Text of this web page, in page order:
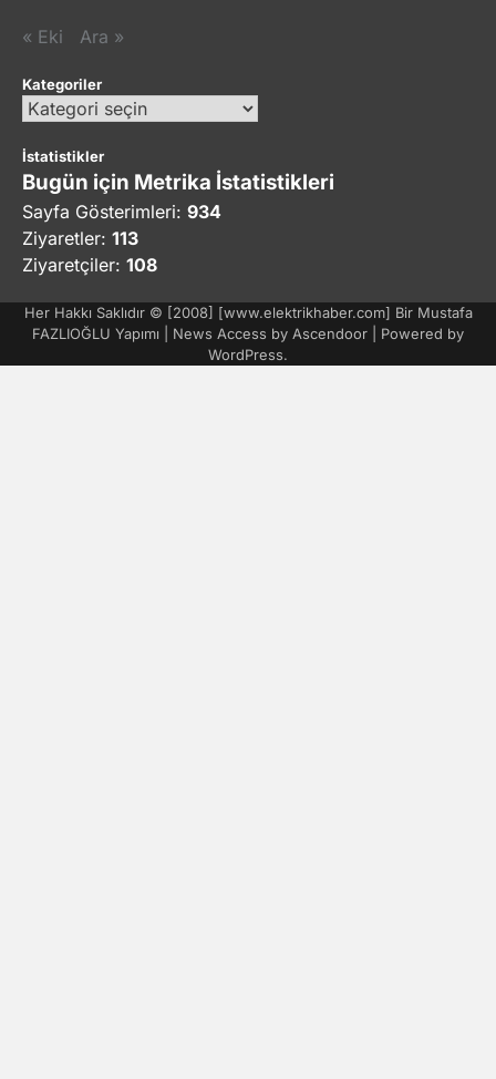
« Eki Ara »
Kategoriler
Kategoriler
İstatistikler
Bugün için Metrika İstatistikleri
Sayfa Gösterimleri: 934
Ziyaretler: 113
Ziyaretçiler: 108
Her Hakkı Saklıdır © [2008] [www.elektrikhaber.com] Bir Mustafa
FAZLIOĞLU Yapımı | News Access by Ascendoor | Powered by
WordPress.